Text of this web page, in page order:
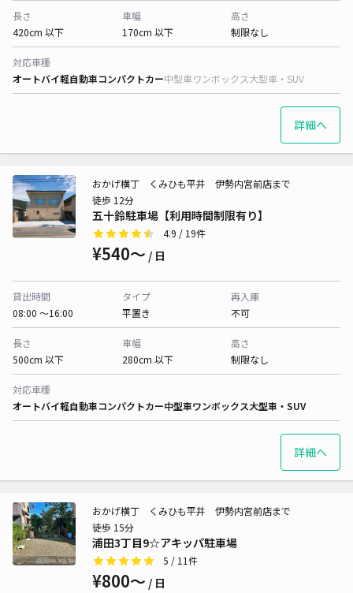
長さ
420cm 以下
車幅
170cm 以下
高さ
制限なし
対応車種
オートバイ軽自動車コンパクトカー中型車ワンボックス大型車・SUV
詳細へ
五十鈴駐車場【利用時間制限有り】
おかげ横丁 くみひも平井 伊勢内宮前店まで
徒歩 12分
4.9 / 19件
¥540〜 / 日
貸出時間
08:00 〜16:00
タイプ
平置き
再入庫
不可
長さ
500cm 以下
車幅
280cm 以下
高さ
制限なし
対応車種
オートバイ軽自動車コンパクトカー中型車ワンボックス大型車・SUV
詳細へ
浦田3丁目9☆アキッパ駐車場
おかげ横丁 くみひも平井 伊勢内宮前店まで
徒歩 15分
5 / 11件
¥800〜 / 日